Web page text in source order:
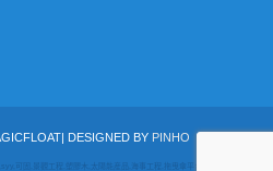
DESIGNED BY PINHO
可固,景觀工程,塑膠木,太陽能産品,海事工程,拖曳傘平台,水上飛機停靠